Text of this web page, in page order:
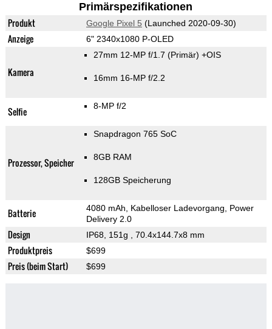
Primärspezifikationen
Produkt Google Pixel 5 (Launched 2020-09-30)
Anzeige 6" 2340x1080 P-OLED
Kamera
27mm 12-MP f/1.7 (Primär) +OIS
16mm 16-MP f/2.2
Selfie 8-MP f/2
Prozessor, Speicher
Snapdragon 765 SoC
8GB RAM
128GB Speicherung
Batterie
4080 mAh, Kabelloser Ladevorgang, Power
Delivery 2.0
Design IP68, 151g , 70.4x144.7x8 mm
Produktpreis $699
Preis (beim Start) $699